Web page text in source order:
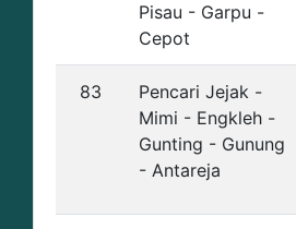
Pisau - Garpu -
Cepot
83
Pencari Jejak -
Mimi - Engkleh -
Gunting - Gunung
- Antareja